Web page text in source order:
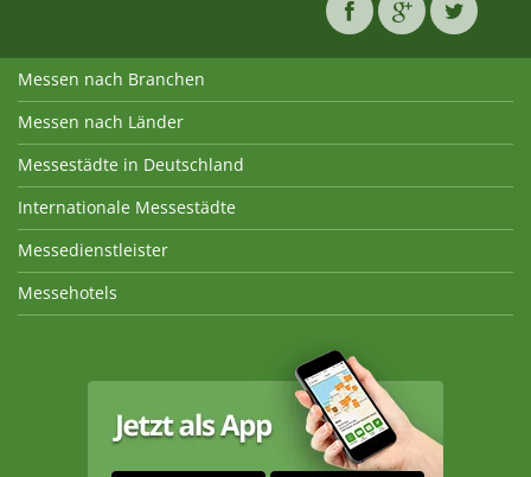
Messen nach Branchen
Messen nach Länder
Messestädte in Deutschland
Internationale Messestädte
Messedienstleister
Messehotels